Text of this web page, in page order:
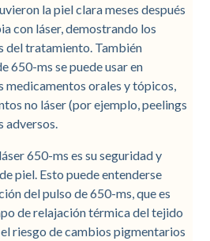
la piel clara meses después
con láser, demostrando los
del tratamiento. También
650-ms se puede usar en
medicamentos orales y tópicos,
no láser (por ejemplo, peelings
adversos.
650-ms es su seguridad y
piel. Esto puede entenderse
del pulso de 650-ms, que es
de relajación térmica del tejido
riesgo de cambios pigmentarios